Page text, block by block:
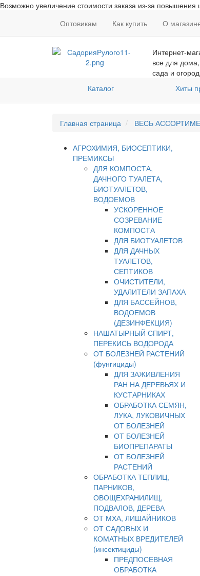
Возможно увеличение стоимости заказа из-за повышения
Оптовикам
Как купить О
Интернет-
все для дома,
сада и
Каталог Хиты
Главная страница ВЕСЬ
АГРОХИМИЯ, БИОСЕПТИКИ,
ПРЕМИКСЫ
ДЛЯ КОМПОСТА,
ДАЧНОГО ТУАЛЕТА,
БИОТУАЛЕТОВ,
ВОДОЕМОВ
УСКОРЕННОЕ
СОЗРЕВАНИЕ
КОМПОСТА
ДЛЯ БИОТУАЛЕТОВ
ДЛЯ ДАЧНЫХ
ТУАЛЕТОВ,
СЕПТИКОВ
ОЧИСТИТЕЛИ,
УДАЛИТЕЛИ ЗАПАХА
ДЛЯ БАССЕЙНОВ,
ВОДОЕМОВ
(ДЕЗИНФЕКЦИЯ)
НАШАТЫРНЫЙ СПИРТ,
ПЕРЕКИСЬ ВОДОРОДА
ОТ БОЛЕЗНЕЙ РАСТЕНИЙ
(фунгициды)
ДЛЯ ЗАЖИВЛЕНИЯ
РАН НА ДЕРЕВЬЯХ И
КУСТАРНИКАХ
ОБРАБОТКА СЕМЯН,
ЛУКА, ЛУКОВИЧНЫХ
ОТ БОЛЕЗНЕЙ
ОТ БОЛЕЗНЕЙ
БИОПРЕПАРАТЫ
ОТ БОЛЕЗНЕЙ
РАСТЕНИЙ
ОБРАБОТКА ТЕПЛИЦ,
ПАРНИКОВ,
ОВОЩЕХРАНИЛИЩ,
ПОДВАЛОВ, ДЕРЕВА
ОТ МХА, ЛИШАЙНИКОВ
ОТ САДОВЫХ И
КОМАТНЫХ ВРЕДИТЕЛЕЙ
(инсектициды)
ПРЕДПОСЕВНАЯ
ОБРАБОТКА